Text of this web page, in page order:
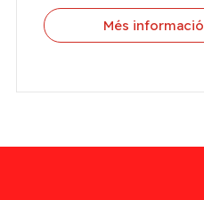
Més informació